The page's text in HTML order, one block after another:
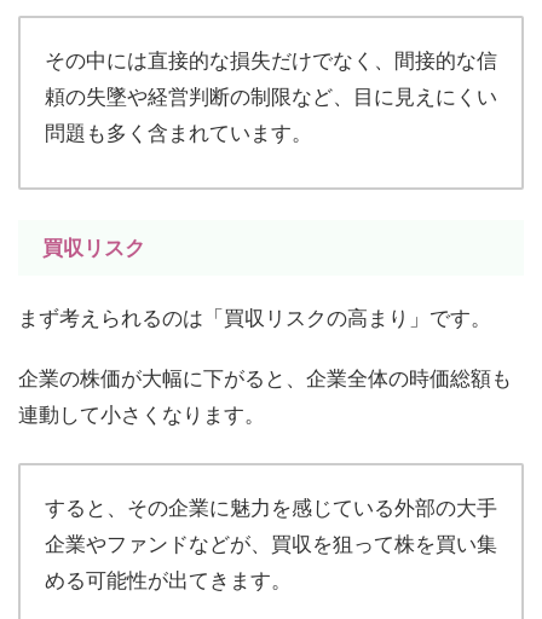
その中には直接的な損失だけでなく、間接的な信
頼の失墜や経営判断の制限など、目に見えにくい
問題も多く含まれています。
買収リスク
まず考えられるのは「買収リスクの高まり」です。
企業の株価が大幅に下がると、企業全体の時価総額も
連動して小さくなります。
すると、その企業に魅力を感じている外部の大手
企業やファンドなどが、買収を狙って株を買い集
める可能性が出てきます。